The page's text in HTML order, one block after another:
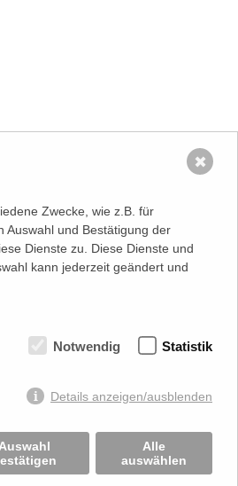
die durch
,
Zwecke, wie z.B. für
Auswahl und Bestätigung der
Dienste zu. Diese Dienste und
kann jederzeit geändert und
Notwendig Statistik
Details anzeigen/ausblenden
Auswahl
Alle
auswählen
✖